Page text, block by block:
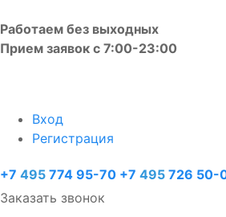
Работаем без выходных
Прием заявок с 7:00-23:00
Вход
Регистрация
+7 495 774 95-70 +7 495 726 50-
Заказать звонок